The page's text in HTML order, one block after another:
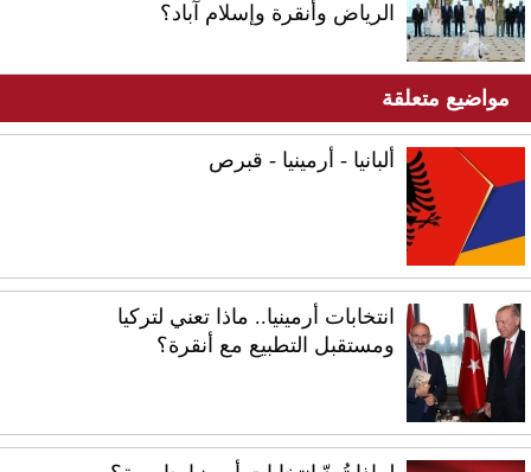
الرياض وأنقرة وإسلام آباد؟
مواضيع متعلقة
ألبانيا - أرمينيا - قبرص
انتخابات أرمينيا.. ماذا تعني لتركيا
ومستقبل التطبيع مع أنقرة؟